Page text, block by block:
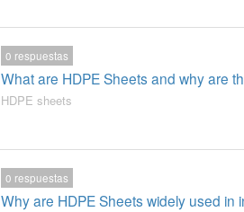
What are HDPE Sheets and why are
0 respuestas
HDPE sheets
Why are HDPE Sheets widely used in
0 respuestas